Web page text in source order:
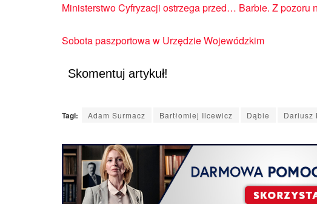
Ministerstwo Cyfryzacji ostrzega przed… Barbie. Z pozoru
Sobota paszportowa w Urzędzie Wojewódzkim
Skomentuj artykuł!
Tagi: Adam Surmacz Bartłomiej Ilcewicz Dąbie Dariusz